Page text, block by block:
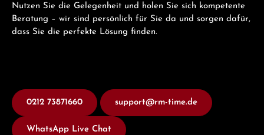
Nutzen Sie die Gelegenheit und holen Sie sich kompetente
Beratung – wir sind persönlich für Sie da und sorgen dafür,
dass Sie die perfekte Lösung finden.
0212 73871660 support@rm-time.de
WhatsApp Live Chat